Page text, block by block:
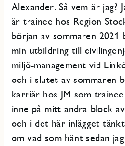
Alexander. Så vem är jag?
är trainee hos Region
början av sommaren 2021
min utbildning till
miljö-management vid
och i slutet av sommaren
karriär hos JM som
inne på mitt andra block
och i det här inlägget
om vad som hänt sedan